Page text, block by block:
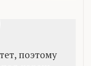
поэтому